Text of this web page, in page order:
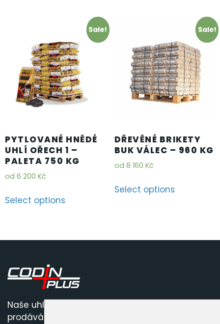
Sale!
PYTLOVANÉ HNĚDÉ
UHLÍ OŘECH 1 –
PALETA 750 KG
od 6 200 Kč
Select options
Sale!
DŘEVĚNÉ BRIKETY
BUK VÁLEC – 960 KG
od 8 160 Kč
Select options
Naše uhl
prodává